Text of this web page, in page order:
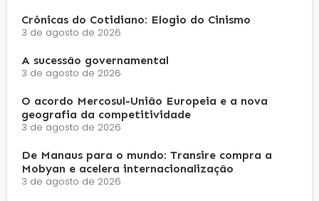
Crônicas do Cotidiano: Elogio do Cinismo
3 de agosto de 2026
A sucessão governamental
3 de agosto de 2026
O acordo Mercosul-União Europeia e a nova
geografia da competitividade
3 de agosto de 2026
De Manaus para o mundo: Transire compra a
Mobyan e acelera internacionalização
3 de agosto de 2026